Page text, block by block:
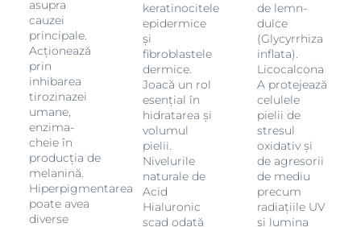
asupra
cauzei
principale.
Acționează
prin
inhibarea
tirozinazei
umane,
enzima-
cheie în
producția de
melanină.
Hiperpigmentarea
poate avea
diverse
keratinocitele
epidermice
și
fibroblastele
dermice.
Joacă un rol
esențial în
hidratarea și
volumul
pielii.
Nivelurile
naturale de
Acid
Hialuronic
scad odată
de lemn-
dulce
(Glycyrrhiza
inflata).
Licocalcona
A protejează
celulele
pielii de
stresul
oxidativ și
de agresorii
de mediu
precum
radiațiile UV
și lumina